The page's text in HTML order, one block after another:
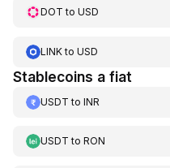
DOT to USD
LINKto USD
Stablecoins a fiat
USDT to INR
USDT to RON